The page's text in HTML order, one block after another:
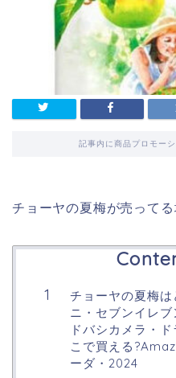
記事内に商品プロモー
チョーヤの夏梅が売ってる
チョーヤの夏梅
ニ・セブンイレ
ドバシカメラ・
こで買える
ーダ・2024